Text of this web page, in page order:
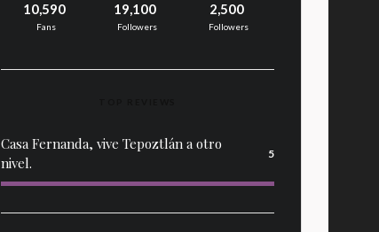
10,590
Fans
19,100
Followers
2,500
Followers
Casa Fernanda, vive Tepoztlán a otro
nivel.
5